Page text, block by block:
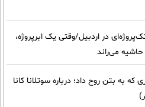
در اردبیل/وقتی یک ابرپروژه،
حاشیه می‌راند
که به بتن روح داد؛ درباره سوتلانا کانا